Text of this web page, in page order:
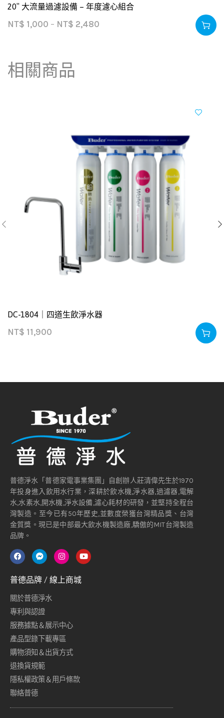
20″ 大流量過濾設備 – 年度濾心組合
NT$ 1,000 – NT$ 2,480
相關商品
DC-1804｜四道生飲淨水器
NT$ 11,900
普德淨水「普德家電事業集團」自創辦人莊清偉先生於1970
年投身進入飲用水行業，深耕於飲水機,淨水器,過濾器,電解
水,水素水,開水機,淨水設備,濾心耗材的研發，並堅持全程台
灣製造。至今已有50年歷史,並數度榮獲台灣精品獎、台灣
金質獎。現已是中部最大飲水機製造廠,驕傲的MIT台灣製造
品牌。
普德品牌 / 線上商城
關於普德淨水
專利與認證
服務據點＆展示中心
產品型錄下載專區
購物須知＆出貨方式
退換貨規範
隱私權政策＆用戶條款
聯絡普德